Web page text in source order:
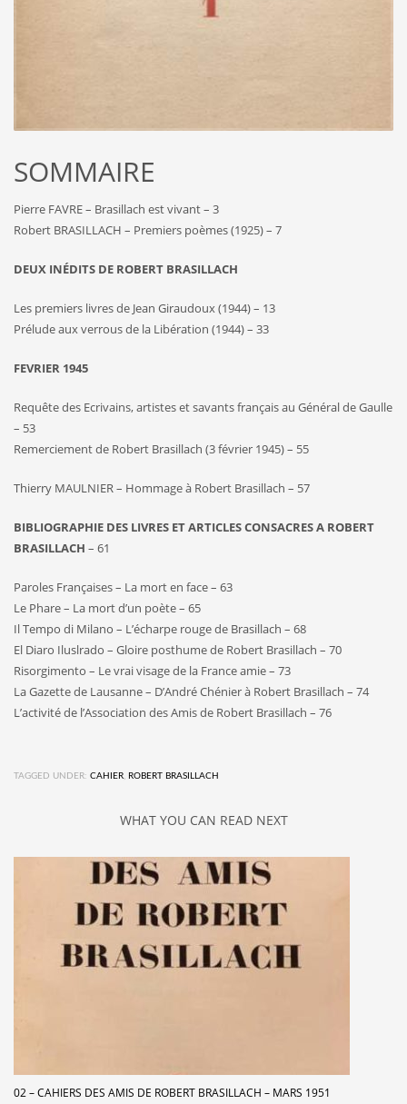
SOMMAIRE
Pierre FAVRE – Brasillach est vivant – 3
Robert BRASILLACH – Premiers poèmes (1925) – 7
DEUX INÉDITS DE ROBERT BRASILLACH
Les premiers livres de Jean Giraudoux (1944) – 13
Prélude aux verrous de la Libération (1944) – 33
FEVRIER 1945
Requête des Ecrivains, artistes et savants français au Général de Gaulle
– 53
Remerciement de Robert Brasillach (3 février 1945) – 55
Thierry MAULNIER – Hommage à Robert Brasillach – 57
BIBLIOGRAPHIE DES LIVRES ET ARTICLES CONSACRES A ROBERT
BRASILLACH – 61
Paroles Françaises – La mort en face – 63
Le Phare – La mort d’un poète – 65
Il Tempo di Milano – L’écharpe rouge de Brasillach – 68
El Diaro Iluslrado – Gloire posthume de Robert Brasillach – 70
Risorgimento – Le vrai visage de la France amie – 73
La Gazette de Lausanne – D’André Chénier à Robert Brasillach – 74
L’activité de l’Association des Amis de Robert Brasillach – 76
TAGGED UNDER: CAHIER ROBERT BRASILLACH
WHAT YOU CAN READ NEXT
02 – CAHIERS DES AMIS DE ROBERT BRASILLACH – MARS 1951